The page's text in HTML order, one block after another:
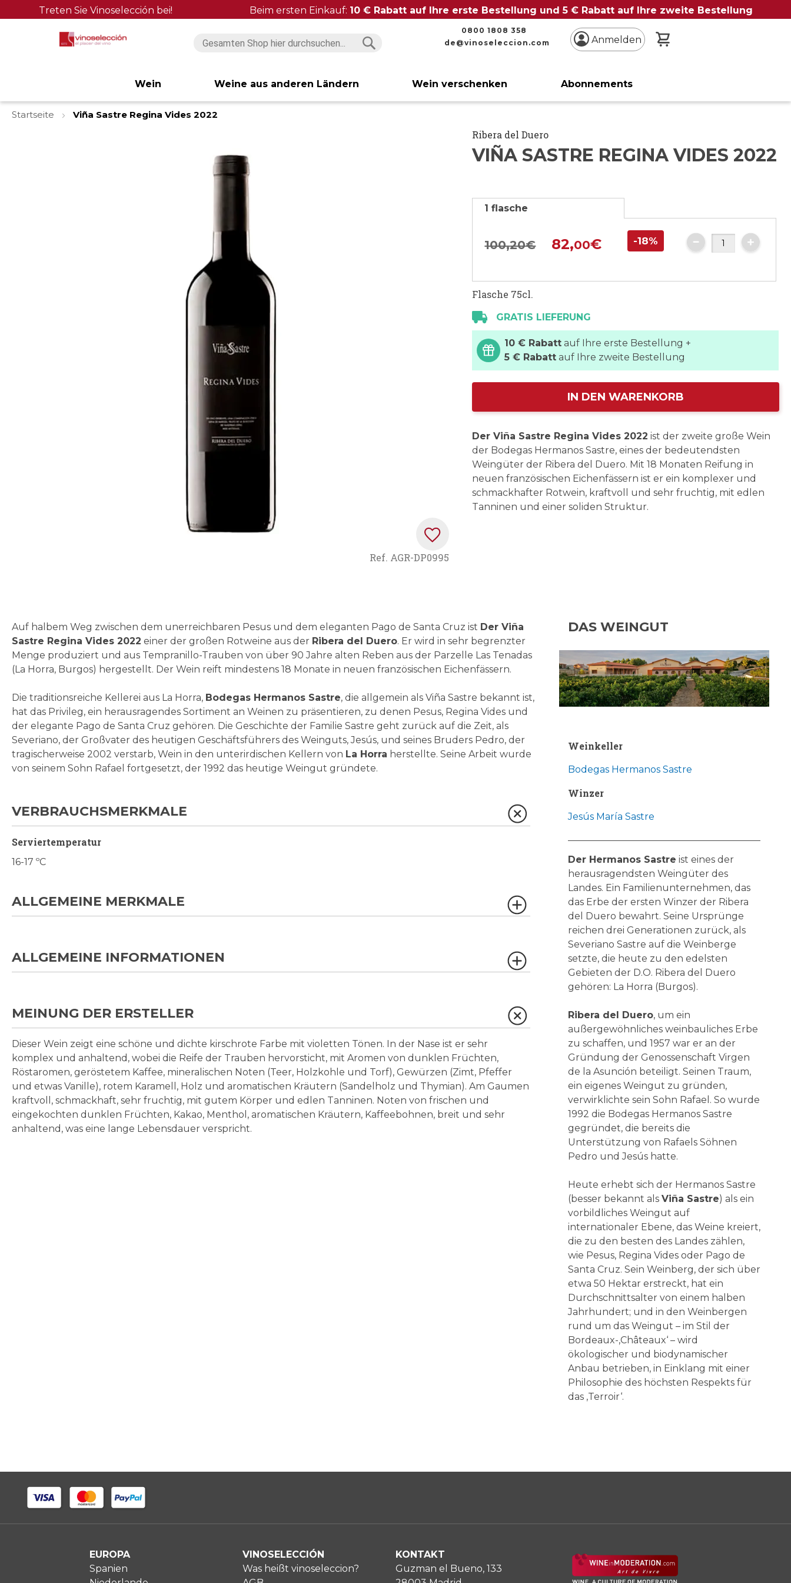
Treten Sie Vinoselección bei! Beim ersten Einkauf: 10 € Rabatt auf Ihre erste Bestellung und 5 € Rabatt auf Ihre zweite Bestellung
0800 1808 358
de@vinoseleccion.com
Anmelden
Wein Weine aus anderen Ländern Wein verschenken Abonnements
Startseite
Viña Sastre Regina Vides 2022
springen
Ref. AGR-DP0995
Ribera del Duero
VIÑA SASTRE REGINA VIDES 2022
1 flasche
100,20€ 82,00€ -18%
Flasche 75cl.
GRATIS LIEFERUNG
10 € Rabatt auf Ihre erste Bestellung +
5 € Rabatt auf Ihre zweite Bestellung
IN DEN WARENKORB
Der Viña Sastre Regina Vides 2022 ist der zweite große Wein
der Bodegas Hermanos Sastre, eines der bedeutendsten
Weingüter der Ribera del Duero. Mit 18 Monaten Reifung in
neuen französischen Eichenfässern ist er ein komplexer und
schmackhafter Rotwein, kraftvoll und sehr fruchtig, mit edlen
Tanninen und einer soliden Struktur.
Auf halbem Weg zwischen dem unerreichbaren Pesus und dem eleganten Pago de Santa Cruz ist Der Viña
Sastre Regina Vides 2022 einer der großen Rotweine aus der Ribera del Duero. Er wird in sehr begrenzter
Menge produziert und aus Tempranillo-Trauben von über 90 Jahre alten Reben aus der Parzelle Las Tenadas
(La Horra, Burgos) hergestellt. Der Wein reift mindestens 18 Monate in neuen französischen Eichenfässern.
Die traditionsreiche Kellerei aus La Horra, Bodegas Hermanos Sastre, die allgemein als Viña Sastre bekannt ist,
hat das Privileg, ein herausragendes Sortiment an Weinen zu präsentieren, zu denen Pesus, Regina Vides und
der elegante Pago de Santa Cruz gehören. Die Geschichte der Familie Sastre geht zurück auf die Zeit, als
Severiano, der Großvater des heutigen Geschäftsführers des Weinguts, Jesús, und seines Bruders Pedro, der
tragischerweise 2002 verstarb, Wein in den unterirdischen Kellern von La Horra herstellte. Seine Arbeit wurde
von seinem Sohn Rafael fortgesetzt, der 1992 das heutige Weingut gründete.
VERBRAUCHSMERKMALE
Serviertemperatur
16-17 ºC
ALLGEMEINE MERKMALE
ALLGEMEINE INFORMATIONEN
MEINUNG DER ERSTELLER
Dieser Wein zeigt eine schöne und dichte kirschrote Farbe mit violetten Tönen. In der Nase ist er sehr
komplex und anhaltend, wobei die Reife der Trauben hervorsticht, mit Aromen von dunklen Früchten,
Röstaromen, geröstetem Kaffee, mineralischen Noten (Teer, Holzkohle und Torf), Gewürzen (Zimt, Pfeffer
und etwas Vanille), rotem Karamell, Holz und aromatischen Kräutern (Sandelholz und Thymian). Am Gaumen
kraftvoll, schmackhaft, sehr fruchtig, mit gutem Körper und edlen Tanninen. Noten von frischen und
eingekochten dunklen Früchten, Kakao, Menthol, aromatischen Kräutern, Kaffeebohnen, breit und sehr
anhaltend, was eine lange Lebensdauer verspricht.
DAS WEINGUT
Weinkeller
Bodegas Hermanos Sastre
Winzer
Jesús María Sastre
Der Hermanos Sastre ist eines der
herausragendsten Weingüter des
Landes. Ein Familienunternehmen, das
das Erbe der ersten Winzer der Ribera
del Duero bewahrt. Seine Ursprünge
reichen drei Generationen zurück, als
Severiano Sastre auf die Weinberge
setzte, die heute zu den edelsten
Gebieten der D.O. Ribera del Duero
gehören: La Horra (Burgos).
Ribera del Duero, um ein
außergewöhnliches weinbauliches Erbe
zu schaffen, und 1957 war er an der
Gründung der Genossenschaft Virgen
de la Asunción beteiligt. Seinen Traum,
ein eigenes Weingut zu gründen,
verwirklichte sein Sohn Rafael. So wurde
1992 die Bodegas Hermanos Sastre
gegründet, die bereits die
Unterstützung von Rafaels Söhnen
Pedro und Jesús hatte.
Heute erhebt sich der Hermanos Sastre
(besser bekannt als Viña Sastre) als ein
vorbildliches Weingut auf
internationaler Ebene, das Weine kreiert,
die zu den besten des Landes zählen,
wie Pesus, Regina Vides oder Pago de
Santa Cruz. Sein Weinberg, der sich über
etwa 50 Hektar erstreckt, hat ein
Durchschnittsalter von einem halben
Jahrhundert; und in den Weinbergen
rund um das Weingut – im Stil der
Bordeaux-‚Châteaux‘ – wird
ökologischer und biodynamischer
Anbau betrieben, in Einklang mit einer
Philosophie des höchsten Respekts für
das ‚Terroir‘.
EUROPA
Spanien
VINOSELECCIÓN
Was heißt vinoseleccion?
KONTAKT
Guzman el Bueno, 133